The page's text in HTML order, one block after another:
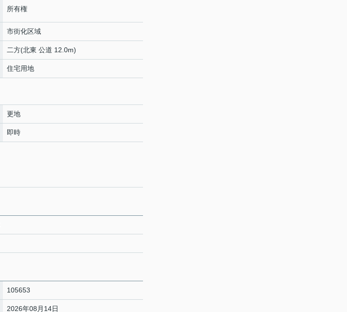
所有権
市街化区域
二方(北東 公道 12.0m)
住宅用地
更地
即時
105653
2026年08月14日